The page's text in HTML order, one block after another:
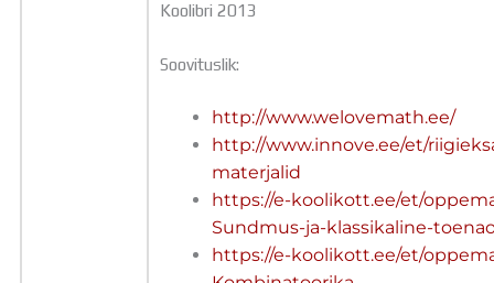
Koolibri 2013
Soovituslik:
http://www.welovemath.ee/
http://www.innove.ee/et/
materjalid
https://e-koolikott.ee/et/
Sundmus-ja-klassikaline-
https://e-koolikott.ee/et/